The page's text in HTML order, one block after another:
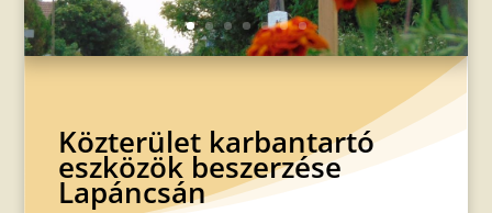
Közterület karbantartó
eszközök beszerzése
Lapáncsán